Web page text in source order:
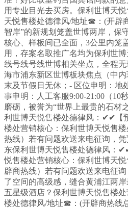
用专业目光去买房。保利世博天
天悦售楼处德律风/地址☎：(开辟
智岸”的新规划笼盖世博两岸，保
核心、样板间已全面，3公里内笼
用，存案名取推广名均为保利世
线号线号线世博相关坐点，全程
海市浦东新区世博板块焦点（中
末及节假日无休；- 区位申明：地
事申明：人工客服9:00-21:00（10
磨砺，被誉为“世界上最贵的石材
利世博天悦售楼处德律风：✔✔【
楼处营销核心：保利世博天悦售
热线）若有问题欢送来电征询，
东保利世博天悦售楼处德律风：
悦售楼处营销核心：保利世博天
辟商热线）若有问题欢送来电征
了空间的高级感，缝合黄浦江两
五星级酒店？保利世博天悦售楼
楼处德律风/地址☎：(开辟商热线